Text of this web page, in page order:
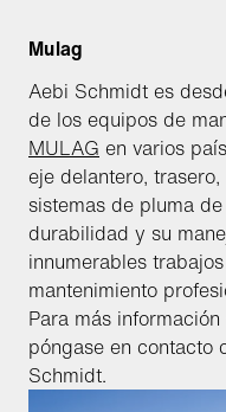
Mulag
Aebi Schmidt es
de los equipos de
MULAG en varios
eje delantero,
sistemas de pluma
durabilidad y su
innumerables
mantenimiento
Para más
póngase en contacto
Schmidt.